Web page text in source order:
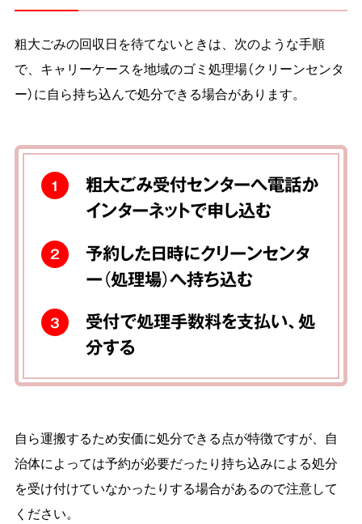
粗大ごみの回収日を待てないときは、次のような手順
で、キャリーケースを地域のゴミ処理場（クリーンセンタ
ー）に自ら持ち込んで処分できる場合があります。
1
粗大ごみ受付センターへ電話か
インターネットで申し込む
2
予約した日時にクリーンセンタ
ー（処理場）へ持ち込む
3
受付で処理手数料を支払い、処
分する
自ら運搬するため安価に処分できる点が特徴ですが、自
治体によっては予約が必要だったり持ち込みによる処分
を受け付けていなかったりする場合があるので注意して
ください。